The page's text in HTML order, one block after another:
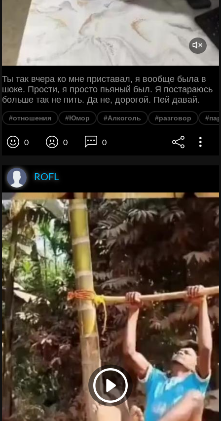
Ты так вчера ко мне приставал, я вообще была в
шоке. Прости, я просто пьяный был. Я постараюсь
больше так не пить. Да не, дорогой. Пей давай.
#отношения #Юмор #Алкоголь #разговор
0 0 0
ROFL